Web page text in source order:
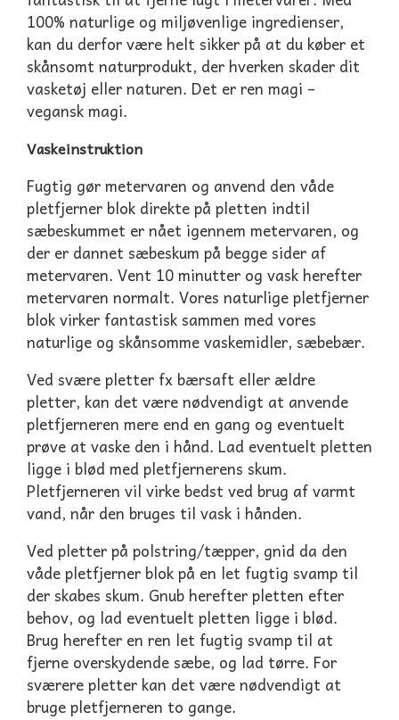
100% naturlige og miljøvenlige ingredienser,
kan du derfor være helt sikker på at du køber et
skånsomt naturprodukt, der hverken skader dit
vasketøj eller naturen. Det er ren magi –
vegansk magi.
Vaskeinstruktion
Fugtig gør metervaren og anvend den våde
pletfjerner blok direkte på pletten indtil
sæbeskummet er nået igennem metervaren, og
der er dannet sæbeskum på begge sider af
metervaren. Vent 10 minutter og vask herefter
metervaren normalt. Vores naturlige pletfjerner
blok virker fantastisk sammen med vores
naturlige og skånsomme vaskemidler, sæbebær.
Ved svære pletter fx bærsaft eller ældre
pletter, kan det være nødvendigt at anvende
pletfjerneren mere end en gang og eventuelt
prøve at vaske den i hånd. Lad eventuelt pletten
ligge i blød med pletfjernerens skum.
Pletfjerneren vil virke bedst ved brug af varmt
vand, når den bruges til vask i hånden.
Ved pletter på polstring/tæpper, gnid da den
våde pletfjerner blok på en let fugtig svamp til
der skabes skum. Gnub herefter pletten efter
behov, og lad eventuelt pletten ligge i blød.
Brug herefter en ren let fugtig svamp til at
fjerne overskydende sæbe, og lad tørre. For
sværere pletter kan det være nødvendigt at
bruge pletfjerneren to gange.